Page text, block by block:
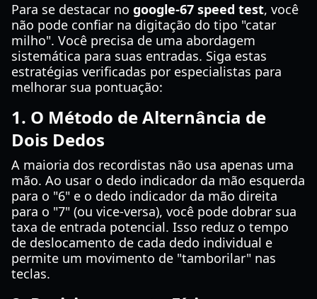
Para se destacar no google-67 speed test, você
não pode confiar na digitação do tipo "catar
milho". Você precisa de uma abordagem
sistemática para suas entradas. Siga estas
estratégias verificadas por especialistas para
melhorar sua pontuação:
1. O Método de Alternância de
Dois Dedos
A maioria dos recordistas não usa apenas uma
mão. Ao usar o dedo indicador da mão esquerda
para o "6" e o dedo indicador da mão direita
para o "7" (ou vice-versa), você pode dobrar sua
taxa de entrada potencial. Isso reduz o tempo
de deslocamento de cada dedo individual e
permite um movimento de "tamborilar" nas
teclas.